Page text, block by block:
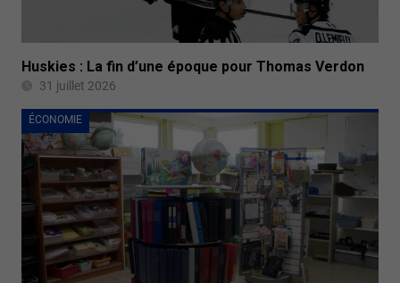
Huskies : La fin d’une époque pour Thomas Verdon
31 juillet 2026
ÉCONOMIE